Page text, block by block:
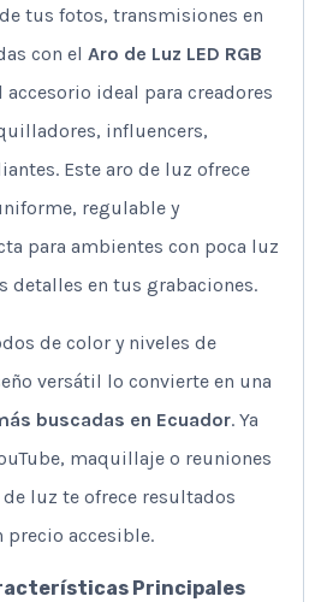
tus fotos, transmisiones en
con el Aro de Luz LED RGB
accesorio ideal para creadores
influencers,
Este aro de luz ofrece
regulable y
para ambientes con poca luz
detalles en tus grabaciones.
de color y niveles de
versátil lo convierte en una
buscadas en Ecuador. Ya
maquillaje o reuniones
luz te ofrece resultados
precio accesible.
Principales